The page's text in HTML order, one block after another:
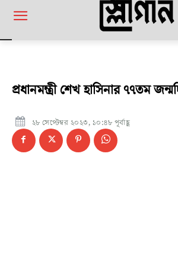
প্রধানমন্ত্রী শেখ হাসিনার ৭৭তম
২৮ সেপ্টেম্বর ২০২৩, ১০:৪৮ পূর্বাহ্ণ